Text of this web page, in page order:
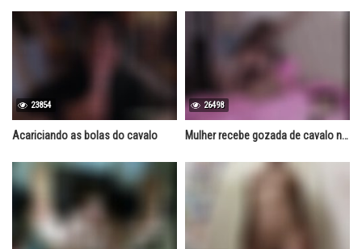
23854
Acariciando as bolas do cavalo
26498
Mulher recebe gozada de cavalo na boca